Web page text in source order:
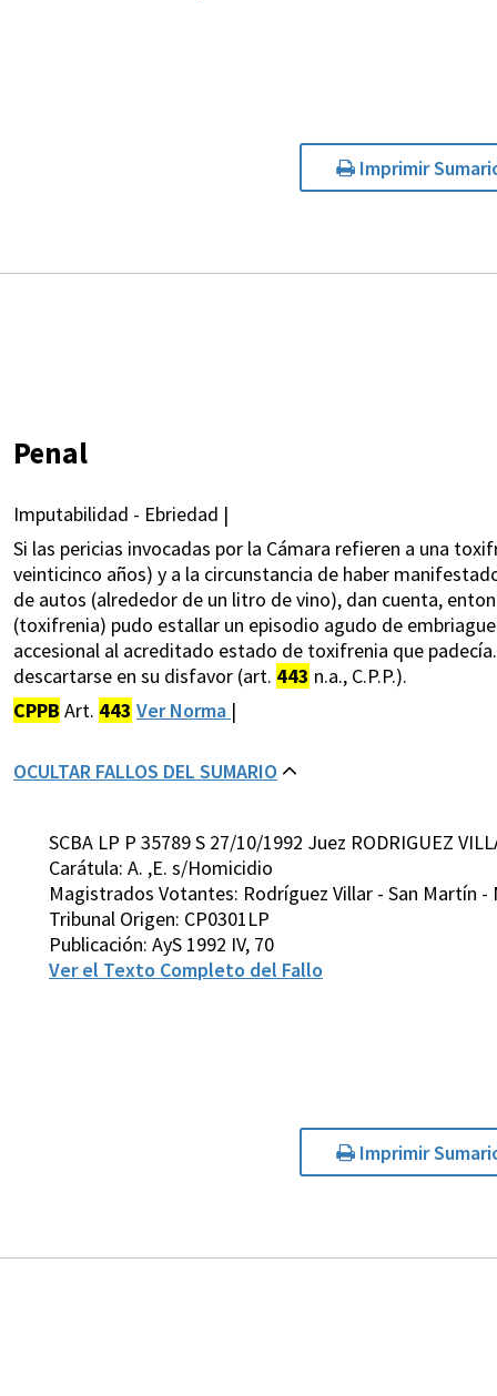
Imprimir
Penal
Imputabilidad - Ebriedad |
Si las pericias invocadas por la Cámara refieren a una
veinticinco años) y a la circunstancia de haber
de autos (alrededor de un litro de vino), dan cuenta,
(toxifrenia) pudo estallar un episodio agudo de
accesional al acreditado estado de toxifrenia que
descartarse en su disfavor (art. 443 n.a., C.P.P.).
CPPB Art. 443 Ver Norma |
OCULTAR FALLOS DEL SUMARIO
SCBA LP P 35789 S 27/10/1992 Juez RODRIGUEZ
Carátula: A. ,E. s/Homicidio
Magistrados Votantes: Rodríguez Villar - San Martín
Tribunal Origen: CP0301LP
Publicación: AyS 1992 IV, 70
Ver el Texto Completo del Fallo
Imprimir